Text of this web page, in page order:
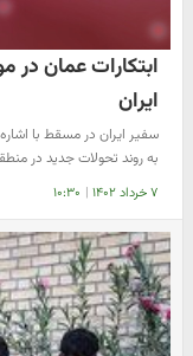
ابتکارات عمان در
ایران
سفیر ایران در مسقط با
به روند تحولات جدید در
۷ خرداد ۱۴۰۲ | ۱۰:۳۰